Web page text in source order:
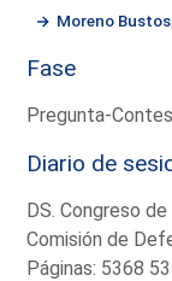
Moreno
Fase
Pregunta-
Diario de
DS. Congreso
Comisión de
Páginas: 5368